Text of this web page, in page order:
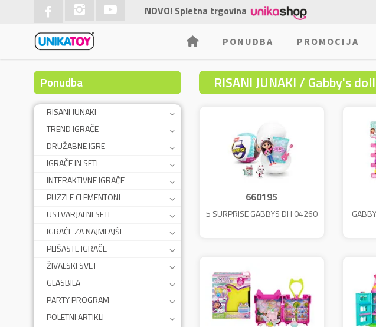
NOVO! Spletna trgovina
PONUDBA PROMOCIJA
Ponudba
RISANI JUNAKI
TREND IGRAČE
DRUŽABNE IGRE
IGRAČE IN SETI
INTERAKTIVNE IGRAČE
PUZZLE CLEMENTONI
USTVARJALNI SETI
IGRAČE ZA NAJMLAJŠE
PLIŠASTE IGRAČE
ŽIVALSKI SVET
GLASBILA
PARTY PROGRAM
POLETNI ARTIKLI
RISANI JUNAKI / Gabby's
660195
5 SURPRISE GABBYS DH 04260